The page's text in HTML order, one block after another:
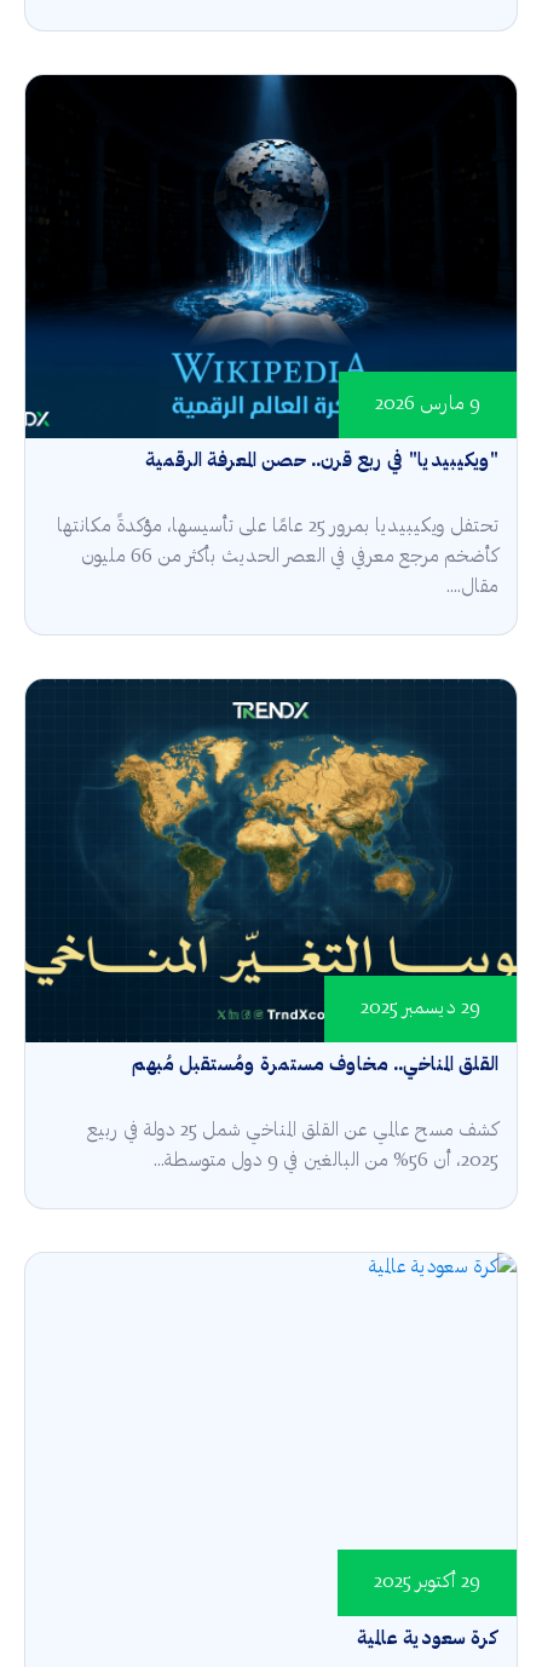
"ويكيبيديا" في ربع قرن.. حصن المعرفة الرقمية
9 مارس 2026
تحتفل ويكيبيديا بمرور 25 عامًا على تأسيسها، مؤكدةً مكانتها
كأضخم مرجع معرفي في العصر الحديث بأكثر من 66 مليون
مقال....
القلق المناخي.. مخاوف مستمرة ومُستقبل مُبهم
29 ديسمبر 2025
كشف مسح عالمي عن القلق المناخي شمل 25 دولة في ربيع
2025، أن 56% من البالغين في 9 دول متوسطة...
كرة سعودية عالمية
29 أكتوبر 2025